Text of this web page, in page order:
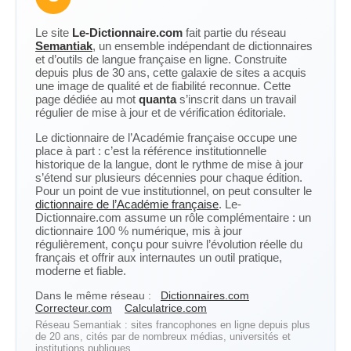
Le site Le-Dictionnaire.com fait partie du réseau
Semantiak, un ensemble indépendant de dictionnaires
et d’outils de langue française en ligne. Construite
depuis plus de 30 ans, cette galaxie de sites a acquis
une image de qualité et de fiabilité reconnue. Cette
page dédiée au mot quantas’inscrit dans un travail
régulier de mise à jour et de vérification éditoriale.
Le dictionnaire de l’Académie française occupe une
place à part : c’est la référence institutionnelle
historique de la langue, dont le rythme de mise à jour
s’étend sur plusieurs décennies pour chaque édition.
Pour un point de vue institutionnel, on peut consulter le
dictionnaire de l’Académie française. Le-
Dictionnaire.com assume un rôle complémentaire : un
dictionnaire 100 % numérique, mis à jour
régulièrement, conçu pour suivre l’évolution réelle du
français et offrir aux internautes un outil pratique,
moderne et fiable.
Dans le même réseau :
Dictionnaires.com
Correcteur.com
Calculatrice.com
Réseau Semantiak : sites francophones en ligne depuis plus
de 20 ans, cités par de nombreux médias, universités et
institutions publiques.